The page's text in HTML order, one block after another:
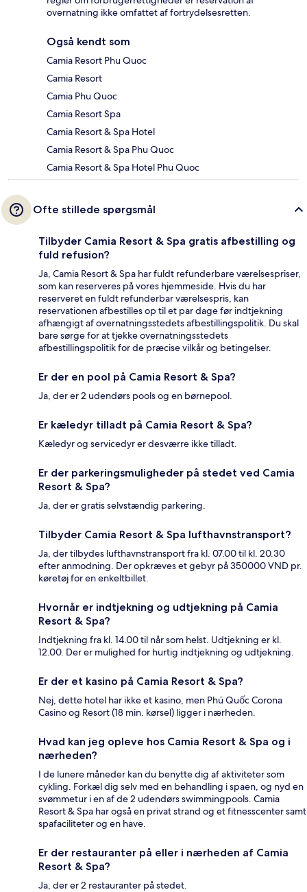
overnatning ikke omfattet af fortrydelsesretten.
Også kendt som
Camia Resort Phu Quoc
Camia Resort
Camia Phu Quoc
Camia Resort Spa
Camia Resort & Spa Hotel
Camia Resort & Spa Phu Quoc
Camia Resort & Spa Hotel Phu Quoc
Ofte stillede spørgsmål
Tilbyder Camia Resort & Spa gratis afbestilling og
fuld refusion?
Ja, Camia Resort & Spa har fuldt refunderbare værelsespriser,
som kan reserveres på vores hjemmeside. Hvis du har
reserveret en fuldt refunderbar værelsespris, kan
reservationen afbestilles op til et par dage før indtjekning
afhængigt af overnatningsstedets afbestillingspolitik. Du skal
bare sørge for at tjekke overnatningsstedets
afbestillingspolitik for de præcise vilkår og betingelser.
Er der en pool på Camia Resort & Spa?
Ja, der er 2 udendørs pools og en børnepool.
Er kæledyr tilladt på Camia Resort & Spa?
Kæledyr og servicedyr er desværre ikke tilladt.
Er der parkeringsmuligheder på stedet ved Camia
Resort & Spa?
Ja, der er gratis selvstændig parkering.
Tilbyder Camia Resort & Spa lufthavnstransport?
Ja, der tilbydes lufthavnstransport fra kl. 07.00 til kl. 20.30
efter anmodning. Der opkræves et gebyr på 350000 VND pr.
køretøj for en enkeltbillet.
Hvornår er indtjekning og udtjekning på Camia
Resort & Spa?
Indtjekning fra kl. 14.00 til når som helst. Udtjekning er kl.
12.00. Der er mulighed for hurtig indtjekning og udtjekning.
Er der et kasino på Camia Resort & Spa?
Nej, dette hotel har ikke et kasino, men Phú Quốc Corona
Casino og Resort (18 min. kørsel) ligger i nærheden.
Hvad kan jeg opleve hos Camia Resort & Spa og i
nærheden?
I de lunere måneder kan du benytte dig af aktiviteter som
cykling. Forkæl dig selv med en behandling i spaen, og nyd en
svømmetur i en af de 2 udendørs swimmingpools. Camia
Resort & Spa har også en privat strand og et fitnesscenter samt
spafaciliteter og en have.
Er der restauranter på eller i nærheden af Camia
Resort & Spa?
Ja, der er 2 restauranter på stedet.